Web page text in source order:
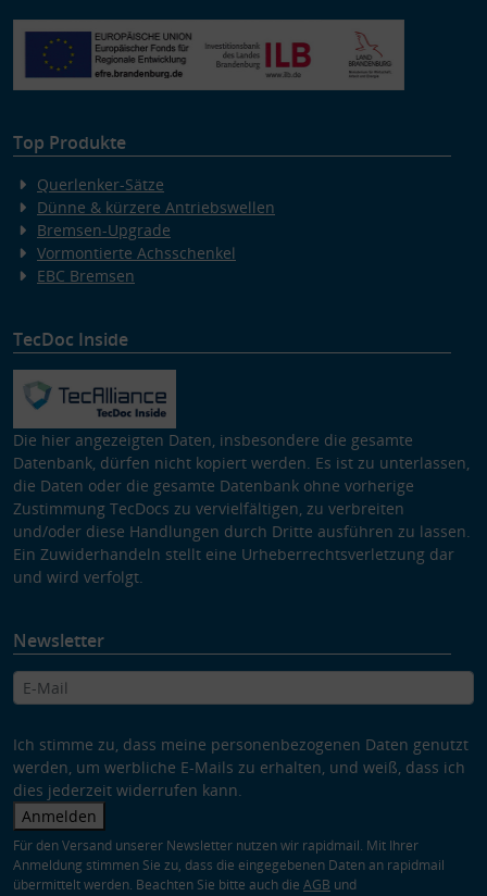
Top Produkte
Querlenker-Sätze
Dünne & kürzere Antriebswellen
Bremsen-Upgrade
Vormontierte Achsschenkel
EBC Bremsen
TecDoc Inside
Die hier angezeigten Daten, insbesondere die gesamte
Datenbank, dürfen nicht kopiert werden. Es ist zu unterlassen,
die Daten oder die gesamte Datenbank ohne vorherige
Zustimmung TecDocs zu vervielfältigen, zu verbreiten
und/oder diese Handlungen durch Dritte ausführen zu lassen.
Ein Zuwiderhandeln stellt eine Urheberrechtsverletzung dar
und wird verfolgt.
Newsletter
Ich stimme zu, dass meine personenbezogenen Daten genutzt
werden, um werbliche E-Mails zu erhalten, und weiß, dass ich
dies jederzeit widerrufen kann.
Anmelden
Für den Versand unserer Newsletter nutzen wir rapidmail. Mit Ihrer
Anmeldung stimmen Sie zu, dass die eingegebenen Daten an rapidmail
übermittelt werden. Beachten Sie bitte auch die AGB und